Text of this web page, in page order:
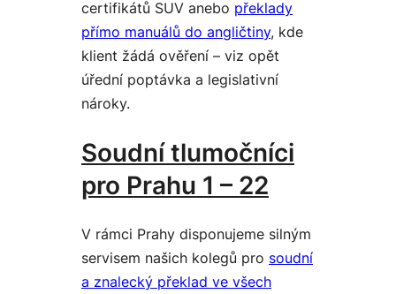
certifikátů SUV anebo překlady
přímo manuálů do angličtiny, kde
klient žádá ověření – viz opět
úřední poptávka a legislativní
nároky.
Soudní tlumočníci
pro Prahu 1 – 22
V rámci Prahy disponujeme silným
servisem našich kolegů pro soudní
a znalecký překlad ve všech